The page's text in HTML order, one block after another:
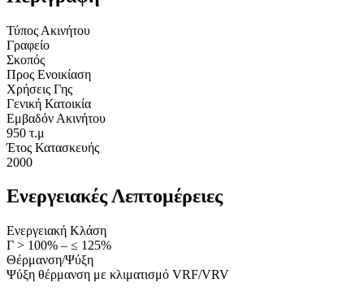
Τύπος Ακινήτου
Γραφείο
Σκοπός
Προς Ενοικίαση
Χρήσεις Γης
Γενική Κατοικία
Εμβαδόν Ακινήτου
950 τ.μ
Έτος Κατασκευής
2000
Ενεργειακές Λεπτομέρειες
Ενεργειακή Κλάση
Γ > 100% – ≤ 125%
Θέρμανση/Ψύξη
Ψύξη θέρμανση με κλιματισμό VRF/VRV